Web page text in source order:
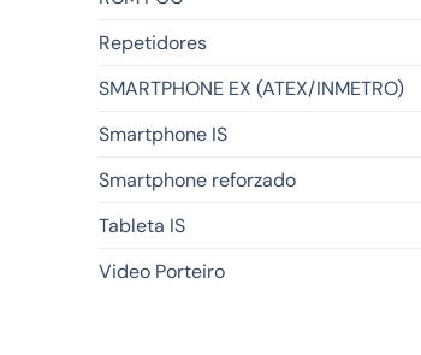
Repetidores
SMARTPHONE EX (ATEX/INMETRO)
Smartphone IS
Smartphone reforzado
Tableta IS
Video Porteiro